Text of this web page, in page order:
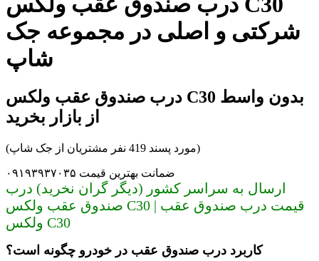
شرکتی و اصلی در مجموعه جک
شاپ
درب صندوق عقب ولکس C30 بدون واسط
از بازار بخرید
(مورد پسند 419 نفر مشتریان از جک شاپ)
ضمانت بهترین قیمت ۰۹۱۹۳۹۳۷۰۳۵
ارسال به سراسر کشور (دیگر گران نخرید) درب
صندوق عقب ولکس C30 | قیمت درب صندوق عقب
ولکس C30
کاربرد درب صندوق عقب در خودرو چگونه است؟